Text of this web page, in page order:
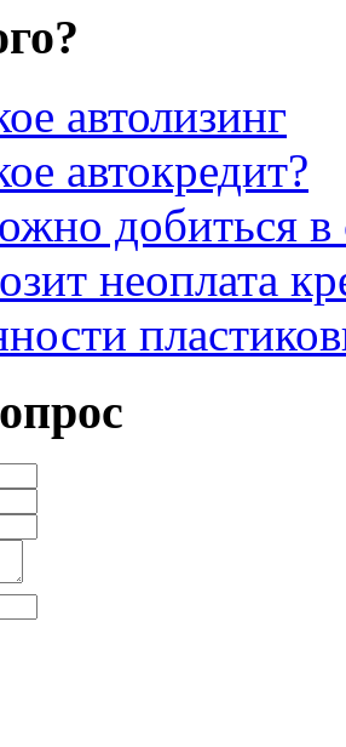
автолизинг
автокредит?
добиться в
неоплата